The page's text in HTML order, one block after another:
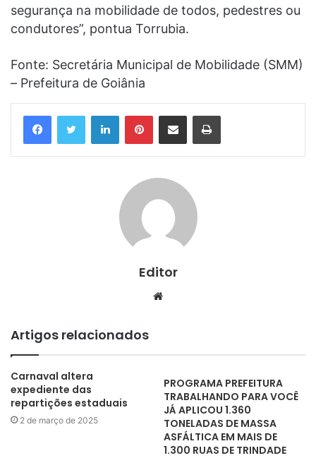
segurança na mobilidade de todos, pedestres ou
condutores”, pontua Torrubia.
Fonte: Secretária Municipal de Mobilidade (SMM)
– Prefeitura de Goiânia
LinkedinPinterestCompartilhar via e-mail Imprimir
Editor
Website
Artigos relacionados
Carnaval altera
expediente das
repartições estaduais
2 de março de 2025
PROGRAMA PREFEITURA
TRABALHANDO PARA VOCÊ
JÁ APLICOU 1.360
TONELADAS DE MASSA
ASFÁLTICA EM MAIS DE
1.300 RUAS DE TRINDADE